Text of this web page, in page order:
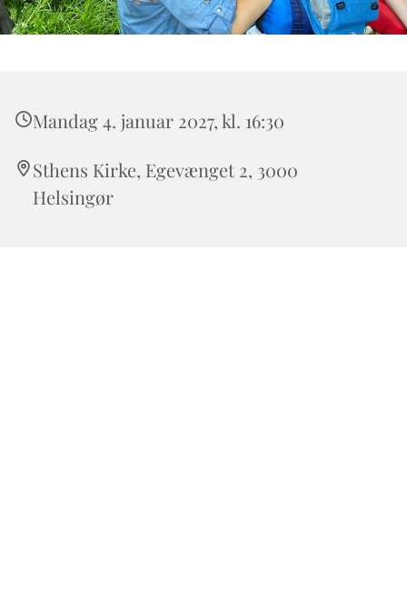
Mandag 4. januar 2027, kl. 16:30
Sthens Kirke, Egevænget 2, 3000
Helsingør